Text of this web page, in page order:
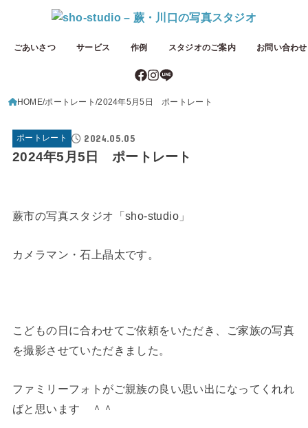
ごあいさつ サービス 作例 スタジオのご案内 お問い合わせ
HOME ポートレート 2024年5月5日 ポートレート
ポートレート 2024.05.05
2024年5月5日 ポートレート
蕨市の写真スタジオ「sho-studio」
カメラマン・石上晶太です。
こどもの日に合わせてご依頼をいただき、ご家族の写真
を撮影させていただきました。
ファミリーフォトがご親族の良い思い出になってくれれ
ばと思います ＾＾